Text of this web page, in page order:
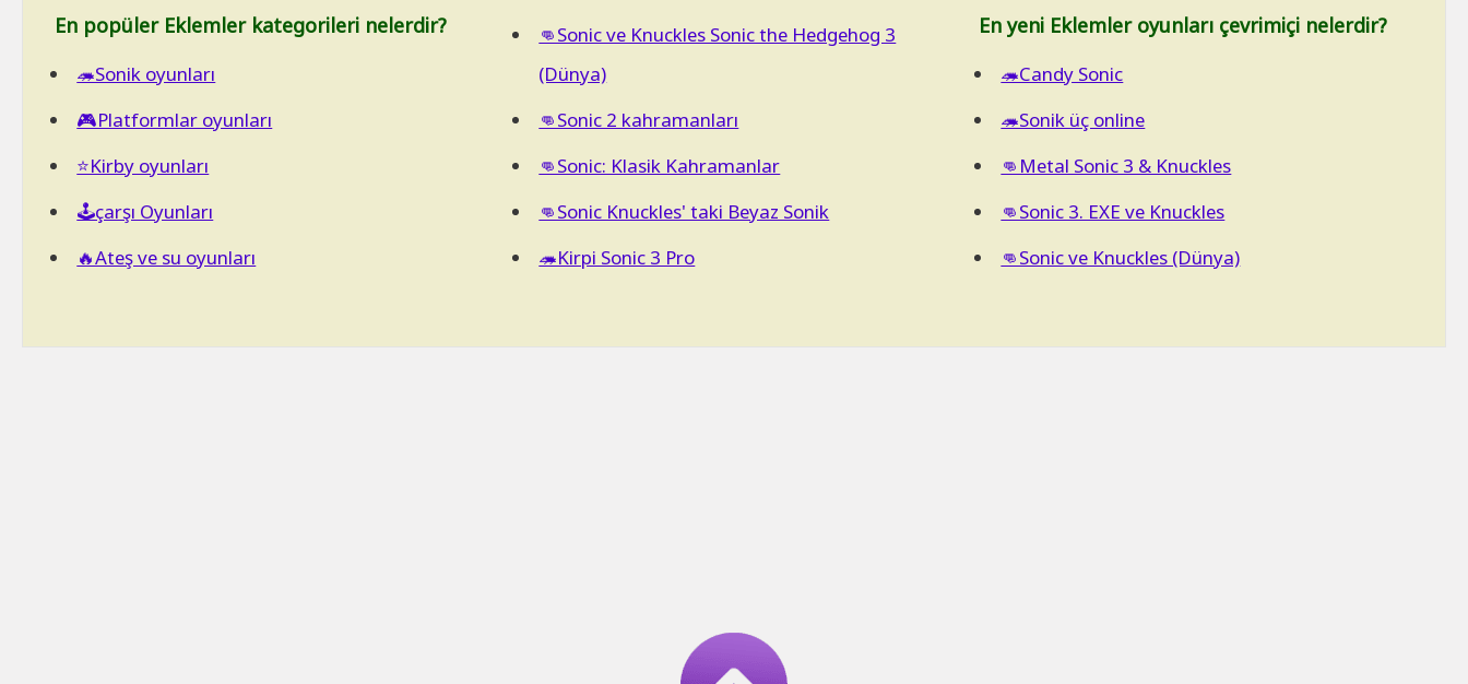
En popüler Eklemler kategorileri nelerdir?
🦔Sonik oyunları
🎮Platformlar oyunları
⭐Kirby oyunları
🕹️çarşı Oyunları
🔥Ateş ve su oyunları
👊Sonic ve Knuckles Sonic the Hedgehog 3
(Dünya)
👊Sonic 2 kahramanları
👊Sonic: Klasik Kahramanlar
👊Sonic Knuckles' taki Beyaz Sonik
🦔Kirpi Sonic 3 Pro
En yeni Eklemler oyunları çevrimiçi nelerdir?
🦔Candy Sonic
🦔Sonik üç online
👊Metal Sonic 3 & Knuckles
👊Sonic 3. EXE ve Knuckles
👊Sonic ve Knuckles (Dünya)